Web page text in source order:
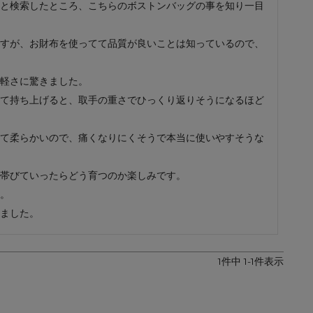
検索したところ、こちらのボストンバッグの事を知り一目
が、お財布を使ってて品質が良いことは知っているので、
さに驚きました。
持ち上げると、取手の重さでひっくり返りそうになるほど
柔らかいので、痛くなりにくそうで本当に使いやすそうな
びていったらどう育つのか楽しみです。
した。
1件中 1-1件表示